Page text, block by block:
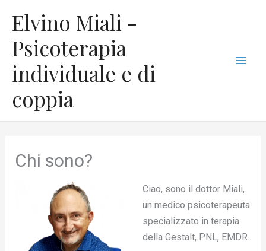
contenuto
Elvino Miali -
Psicoterapia
individuale e di
coppia
Chi sono?
Ciao, sono il dottor Miali,
un medico psicoterapeuta
specializzato in terapia
della Gestalt, PNL, EMDR.
a
t
e
g
o
r
e